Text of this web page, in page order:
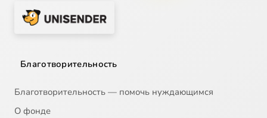
Благотворительность
Благотворительность — помочь нуждающимся
О фонде